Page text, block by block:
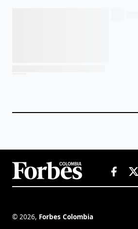
© 2026, Forbes Colombia